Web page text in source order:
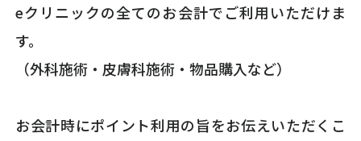
eクリニックの全てのお会計でご利用いただけま
す。
（外科施術・皮膚科施術・物品購入など）
お会計時にポイント利用の旨をお伝えいただくこ